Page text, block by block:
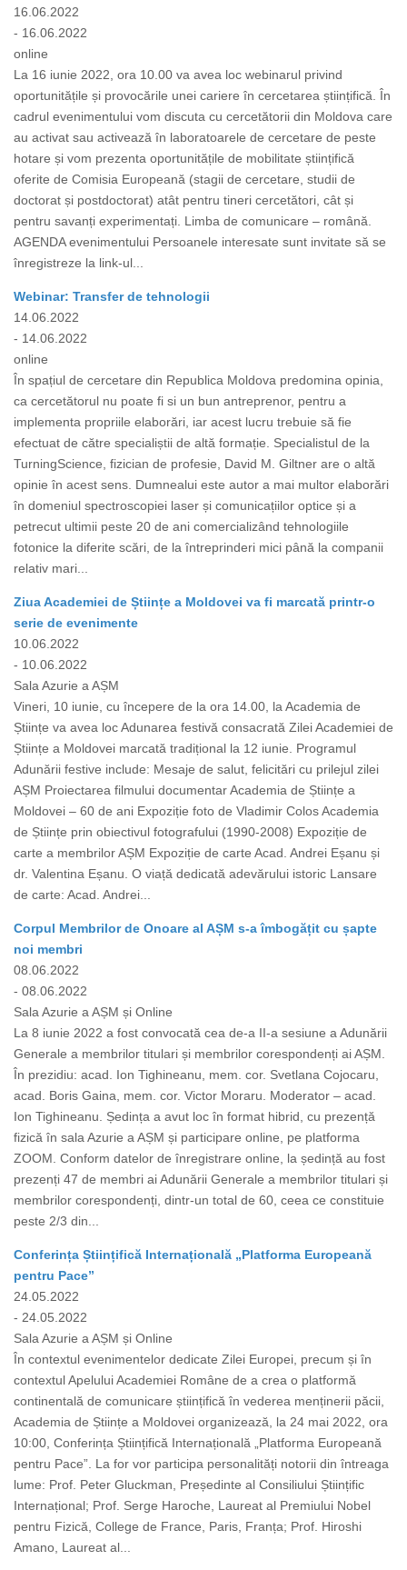
16.06.2022
- 16.06.2022
online
La 16 iunie 2022, ora 10.00 va avea loc webinarul privind
oportunitățile și provocările unei cariere în cercetarea științifică. În
cadrul evenimentului vom discuta cu cercetătorii din Moldova care
au activat sau activează în laboratoarele de cercetare de peste
hotare și vom prezenta oportunitățile de mobilitate științifică
oferite de Comisia Europeană (stagii de cercetare, studii de
doctorat și postdoctorat) atât pentru tineri cercetători, cât și
pentru savanți experimentați. Limba de comunicare – română.
AGENDA evenimentului Persoanele interesate sunt invitate să se
înregistreze la link-ul...
Webinar: Transfer de tehnologii
14.06.2022
- 14.06.2022
online
În spațiul de cercetare din Republica Moldova predomina opinia,
ca cercetătorul nu poate fi si un bun antreprenor, pentru a
implementa propriile elaborări, iar acest lucru trebuie să fie
efectuat de către specialiștii de altă formație. Specialistul de la
TurningScience, fizician de profesie, David M. Giltner are o altă
opinie în acest sens. Dumnealui este autor a mai multor elaborări
în domeniul spectroscopiei laser și comunicațiilor optice și a
petrecut ultimii peste 20 de ani comercializând tehnologiile
fotonice la diferite scări, de la întreprinderi mici până la companii
relativ mari...
Ziua Academiei de Științe a Moldovei va fi marcată printr-o
serie de evenimente
10.06.2022
- 10.06.2022
Sala Azurie a AȘM
Vineri, 10 iunie, cu începere de la ora 14.00, la Academia de
Științe va avea loc Adunarea festivă consacrată Zilei Academiei de
Științe a Moldovei marcată tradițional la 12 iunie. Programul
Adunării festive include: Mesaje de salut, felicitări cu prilejul zilei
AȘM Proiectarea filmului documentar Academia de Științe a
Moldovei – 60 de ani Expoziție foto de Vladimir Colos Academia
de Științe prin obiectivul fotografului (1990-2008) Expoziție de
carte a membrilor AȘM Expoziție de carte Acad. Andrei Eșanu și
dr. Valentina Eșanu. O viață dedicată adevărului istoric Lansare
de carte: Acad. Andrei...
Corpul Membrilor de Onoare al AȘM s-a îmbogățit cu șapte
noi membri
08.06.2022
- 08.06.2022
Sala Azurie a AȘM și Online
La 8 iunie 2022 a fost convocată cea de-a II-a sesiune a Adunării
Generale a membrilor titulari și membrilor corespondenți ai AȘM.
În prezidiu: acad. Ion Tighineanu, mem. cor. Svetlana Cojocaru,
acad. Boris Gaina, mem. cor. Victor Moraru. Moderator – acad.
Ion Tighineanu. Ședința a avut loc în format hibrid, cu prezență
fizică în sala Azurie a AȘM și participare online, pe platforma
ZOOM. Conform datelor de înregistrare online, la ședință au fost
prezenți 47 de membri ai Adunării Generale a membrilor titulari și
membrilor corespondenți, dintr-un total de 60, ceea ce constituie
peste 2/3 din...
Conferința Științifică Internațională „Platforma Europeană
pentru Pace”
24.05.2022
- 24.05.2022
Sala Azurie a AȘM și Online
În contextul evenimentelor dedicate Zilei Europei, precum și în
contextul Apelului Academiei Române de a crea o platformă
continentală de comunicare științifică în vederea menținerii păcii,
Academia de Științe a Moldovei organizează, la 24 mai 2022, ora
10:00, Conferința Științifică Internațională „Platforma Europeană
pentru Pace”. La for vor participa personalități notorii din întreaga
lume: Prof. Peter Gluckman, Președinte al Consiliului Științific
Internațional; Prof. Serge Haroche, Laureat al Premiului Nobel
pentru Fizică, College de France, Paris, Franța; Prof. Hiroshi
Amano, Laureat al...